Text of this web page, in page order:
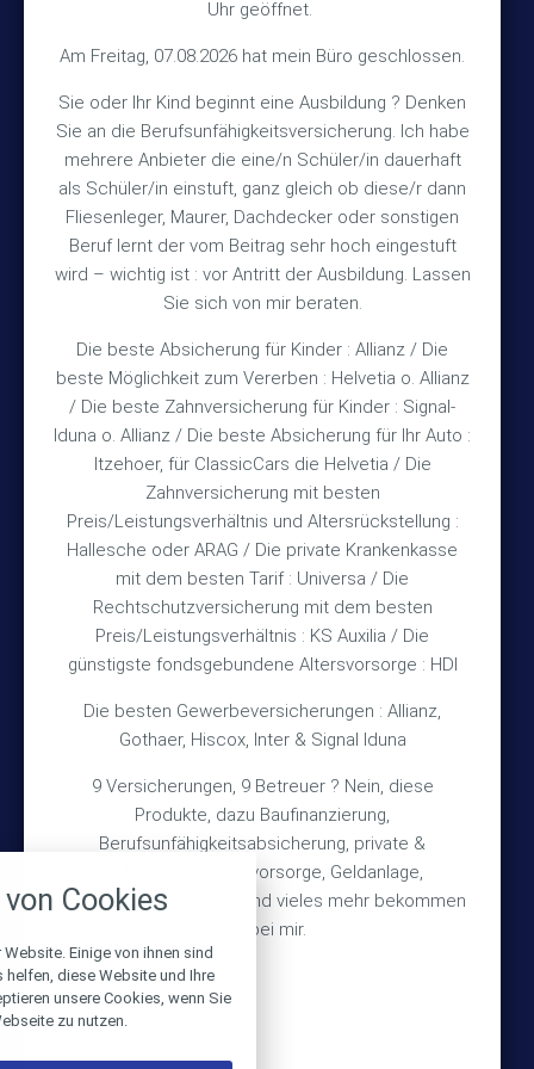
Uhr geöffnet.
Am Freitag, 07.08.2026 hat mein Büro geschlossen.
Sie oder Ihr Kind beginnt eine Ausbildung ? Denken
Sie an die Berufsunfähigkeitsversicherung. Ich habe
mehrere Anbieter die eine/n Schüler/in dauerhaft
als Schüler/in einstuft, ganz gleich ob diese/r dann
Fliesenleger, Maurer, Dachdecker oder sonstigen
Beruf lernt der vom Beitrag sehr hoch eingestuft
wird – wichtig ist : vor Antritt der Ausbildung. Lassen
Sie sich von mir beraten.
Die beste Absicherung für Kinder : Allianz / Die
beste Möglichkeit zum Vererben : Helvetia o. Allianz
/ Die beste Zahnversicherung für Kinder : Signal-
Iduna o. Allianz / Die beste Absicherung für Ihr Auto :
Itzehoer, für ClassicCars die Helvetia / Die
Zahnversicherung mit besten
Preis/Leistungsverhältnis und Altersrückstellung :
Hallesche oder ARAG / Die private Krankenkasse
mit dem besten Tarif : Universa / Die
Rechtschutzversicherung mit dem besten
Preis/Leistungsverhältnis : KS Auxilia / Die
günstigste fondsgebundene Altersvorsorge : HDI
Die besten Gewerbeversicherungen : Allianz,
Gothaer, Hiscox, Inter & Signal Iduna
9 Versicherungen, 9 Betreuer ? Nein, diese
Produkte, dazu Baufinanzierung,
Berufsunfähigkeitsabsicherung, private &
betriebliche Altersvorsorge, Geldanlage,
Gebäudeversicherung und vieles mehr bekommen
Sie bei mir.
Kontakt
TEL +49 (5105) 1811
FAX +49 (5105) 2720
MAIL vmh1a@web.de
Bürozeiten
Mo – Fr 10:15 – 12:00 Uhr
und nach Vereinbarung
Rechtliches
Impressum
Datenschutz
Erstinformation
Wichtiges
Über mich
Bedarfsermittlung
Schadensmeldung
© 2026 Versicherungsmakler Haberkamp GmbH
Cookies
Einige von ihnen sind
diese Website und Ihre
unsere Cookies, wenn Sie
zu nutzen.
alle verwendeten Cookies und
zu blockieren.
Notwendig
Performance